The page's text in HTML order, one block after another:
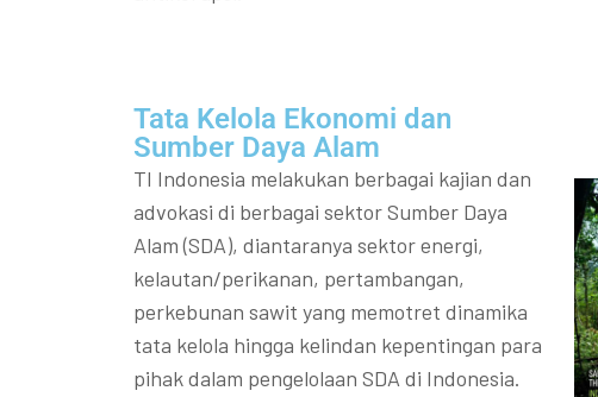
Tata Kelola Ekonomi dan
Sumber Daya Alam
TI Indonesia melakukan berbagai kajian dan
advokasi di berbagai sektor Sumber Daya
Alam (SDA), diantaranya sektor energi,
kelautan/perikanan, pertambangan,
perkebunan sawit yang memotret dinamika
tata kelola hingga kelindan kepentingan para
pihak dalam pengelolaan SDA di Indonesia.